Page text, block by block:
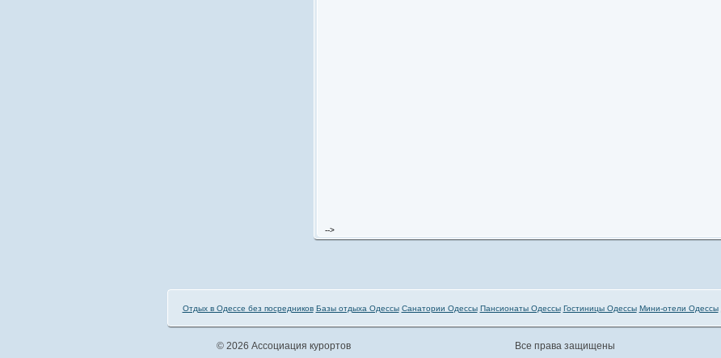
-->
Отдых в Одессе без посредников Базы отдыха Одессы Санатории Одессы Пансионаты Одессы Гостиницы Одессы Мини-отели Одессы
© 2026 Ассоциация курортов Все права защищены